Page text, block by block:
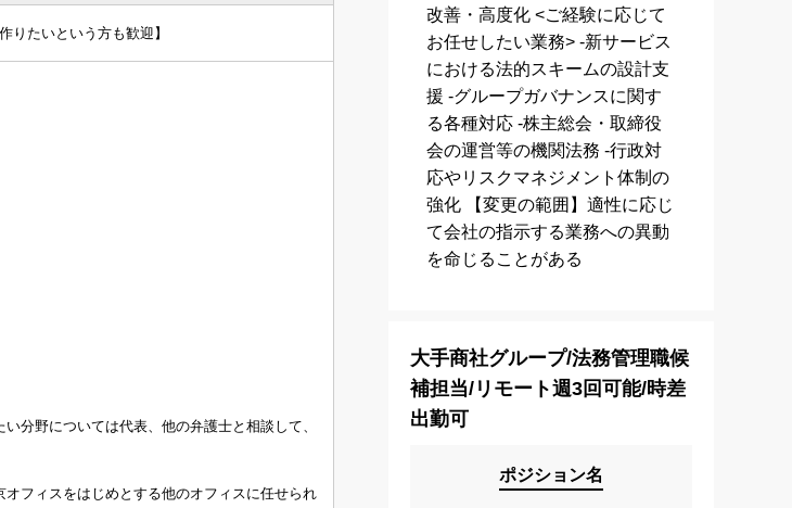
たいという方も歓迎】
分野については代表、他の弁護士と相談して、
フィスをはじめとする他のオフィスに任せられ
改善・高度化 <ご経験に応じて
お任せしたい業務> ‐新サービス
における法的スキームの設計支
援 ‐グループガバナンスに関す
る各種対応 ‐株主総会・取締役
会の運営等の機関法務 ‐行政対
応やリスクマネジメント体制の
強化 【変更の範囲】適性に応じ
て会社の指示する業務への異動
を命じることがある
大手商社グループ/法務管理職候
補担当/リモート週3回可能/時差
出勤可
ポジション名